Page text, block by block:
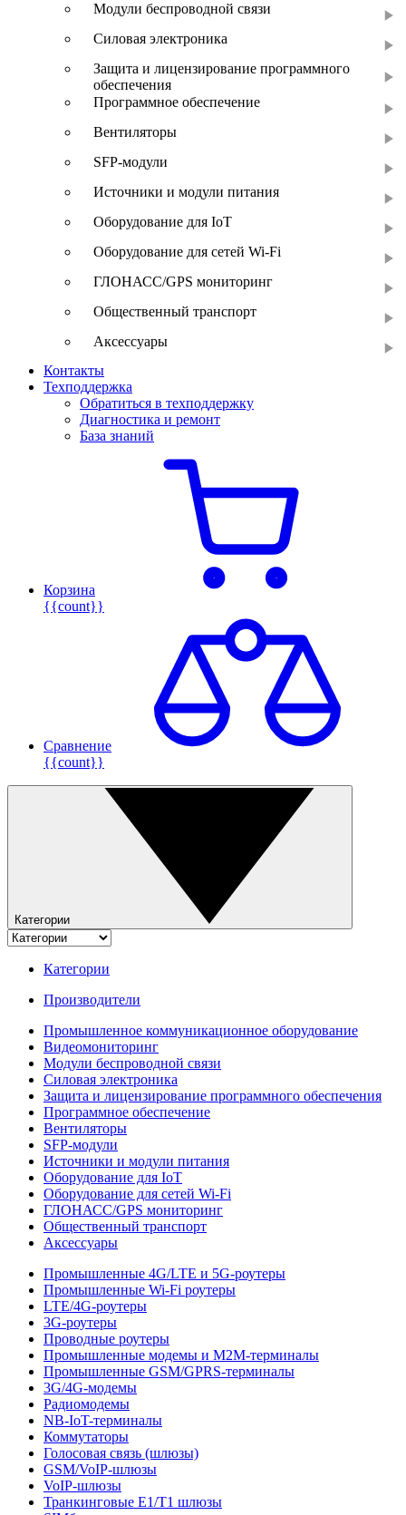
Модули беспроводной связи
Силовая электроника
Защита и лицензирование программного
обеспечения
Программное обеспечение
Вентиляторы
SFP-модули
Источники и модули питания
Оборудование для IoT
Оборудование для сетей Wi-Fi
ГЛОНАСС/GPS мониторинг
Общественный транспорт
Аксессуары
Контакты
Техподдержка
Обратиться в техподдержку
Диагностика и ремонт
База знаний
Корзина
{{count}}
Сравнение
{{count}}
Категории
Категории
Производители
Промышленное коммуникационное оборудование
Видеомониторинг
Модули беспроводной связи
Силовая электроника
Защита и лицензирование программного обеспечения
Программное обеспечение
Вентиляторы
SFP-модули
Источники и модули питания
Оборудование для IoT
Оборудование для сетей Wi-Fi
ГЛОНАСС/GPS мониторинг
Общественный транспорт
Аксессуары
Промышленные 4G/LTE и 5G-роутеры
Промышленные Wi-Fi роутеры
LTE/4G-роутеры
3G-роутеры
Проводные роутеры
Промышленные модемы и M2M-терминалы
Промышленные GSM/GPRS-терминалы
3G/4G-модемы
Радиомодемы
NB-IoT-терминалы
Коммутаторы
Голосовая связь (шлюзы)
GSM/VoIP-шлюзы
VoIP-шлюзы
Транкинговые E1/T1 шлюзы